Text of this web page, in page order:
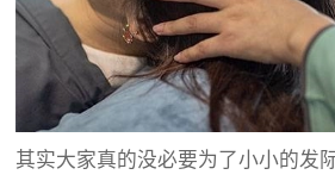
其实大家真的没必要为了小小的发